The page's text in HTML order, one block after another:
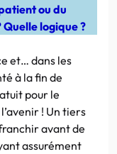
ou du
logique ?
et… dans les
à la fin de
pour le
! Un tiers
avant de
assurément